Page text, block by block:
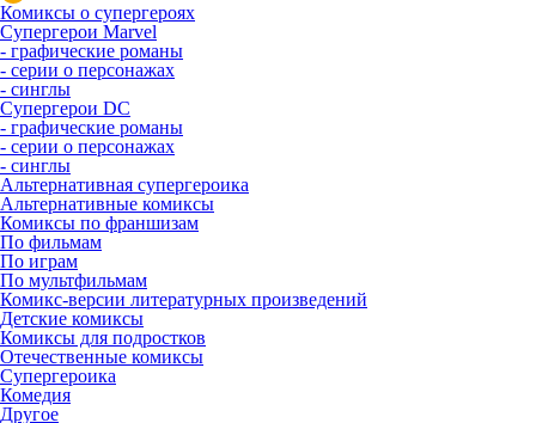
Комиксы о супергероях
Супергерои Marvel
- графические романы
- серии о персонажах
- синглы
Супергерои DC
- графические романы
- серии о персонажах
- синглы
Альтернативная супергероика
Альтернативные комиксы
Комиксы по франшизам
По фильмам
По играм
По мультфильмам
Комикс-версии литературных произведений
Детские комиксы
Комиксы для подростков
Отечественные комиксы
Супергероика
Комедия
Другое